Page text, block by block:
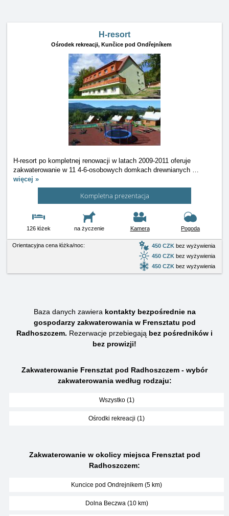
H-resort
Ośrodek rekreacji, Kunčice pod Ondřejníkem
H-resort po kompletnej renowacji w latach 2009-2011 oferuje
zakwaterowanie w 11 4-6-osobowych domkach drewnianych …
więcej »
Kompletna prezentacja
126 łóżek na życzenie Kamera Pogoda
Orientacyjna cena łóżka/noc: 450 CZK bez wyżywienia
450 CZK bez wyżywienia
450 CZK bez wyżywienia
Baza danych zawiera kontakty bezpośrednie na
gospodarzy zakwaterowania w Frensztatu pod
Radhoszczem. Rezerwacje przebiegają bez pośredników i
bez prowizji!
Zakwaterowanie Frensztat pod Radhoszczem - wybór
zakwaterowania według rodzaju:
Wszystko (1)
Ośrodki rekreacji (1)
Zakwaterowanie w okolicy miejsca Frensztat pod
Radhoszczem:
Kuncice pod Ondrejnikem (5 km)
Dolna Beczwa (10 km)